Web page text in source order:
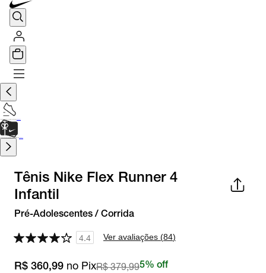
Tênis Nike Flex Runner 4
Infantil
Pré-Adolescentes / Corrida
4.4 Ver avaliações (84)
R$ 360,99 no PixR$ 379,995% off